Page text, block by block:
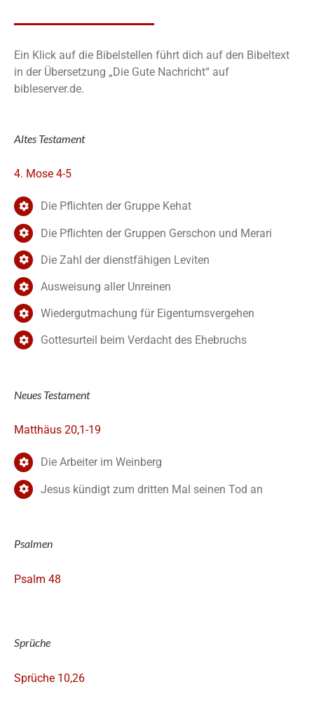
Ein Klick auf die Bibelstellen führt dich auf den Bibeltext
in der Übersetzung „Die Gute Nachricht“ auf
bibleserver.de.
Altes Testament
4. Mose 4-5
Die Pflichten der Gruppe Kehat
Die Pflichten der Gruppen Gerschon und Merari
Die Zahl der dienstfähigen Leviten
Ausweisung aller Unreinen
Wiedergutmachung für Eigentumsvergehen
Gottesurteil beim Verdacht des Ehebruchs
Neues Testament
Matthäus 20,1-19
Die Arbeiter im Weinberg
Jesus kündigt zum dritten Mal seinen Tod an
Psalmen
Psalm 48
Sprüche
Sprüche 10,26